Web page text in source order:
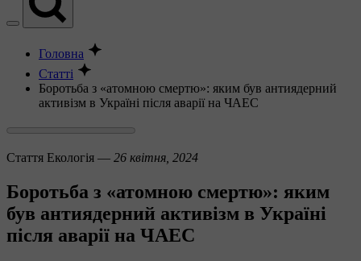
Головна
Статті
Боротьба з «атомною смертю»: яким був антиядерний
активізм в Україні після аварії на ЧАЕС
Стаття Екологія — 26 квітня, 2024
Боротьба з «атомною смертю»: яким
був антиядерний активізм в Україні
після аварії на ЧАЕС